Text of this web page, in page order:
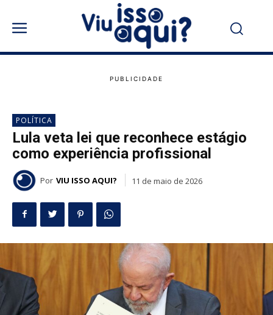
POLÍTICA
Lula veta lei que reconhece estágio
como experiência profissional
Por VIU ISSO AQUI? 11 de maio de 2026